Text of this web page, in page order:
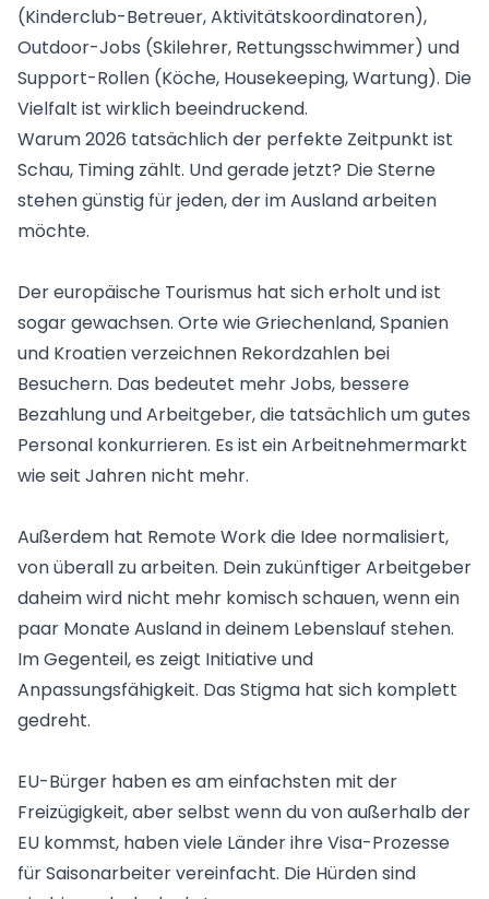
(Kinderclub-Betreuer, Aktivitätskoordinatoren),
Outdoor-Jobs (Skilehrer, Rettungsschwimmer) und
Support-Rollen (Köche, Housekeeping, Wartung). Die
Vielfalt ist wirklich beeindruckend.
Warum 2026 tatsächlich der perfekte Zeitpunkt ist
Schau, Timing zählt. Und gerade jetzt? Die Sterne
stehen günstig für jeden, der im Ausland arbeiten
möchte.
Der europäische Tourismus hat sich erholt und ist
sogar gewachsen. Orte wieGriechenland, Spanien
und Kroatien verzeichnen Rekordzahlen bei
Besuchern. Das bedeutet mehr Jobs, bessere
Bezahlung und Arbeitgeber, die tatsächlich um gutes
Personal konkurrieren. Es ist ein Arbeitnehmermarkt
wie seit Jahren nicht mehr.
Außerdem hat Remote Work die Idee normalisiert,
von überall zu arbeiten. Dein zukünftiger Arbeitgeber
daheim wird nicht mehr komisch schauen, wenn ein
paar Monate Ausland in deinem Lebenslauf stehen.
Im Gegenteil, es zeigt Initiative und
Anpassungsfähigkeit. Das Stigma hat sich komplett
gedreht.
EU-Bürger haben es am einfachsten mit der
Freizügigkeit, aber selbst wenn du von außerhalb der
EU kommst, haben viele Länder ihre Visa-Prozesse
für Saisonarbeiter vereinfacht. Die Hürden sind